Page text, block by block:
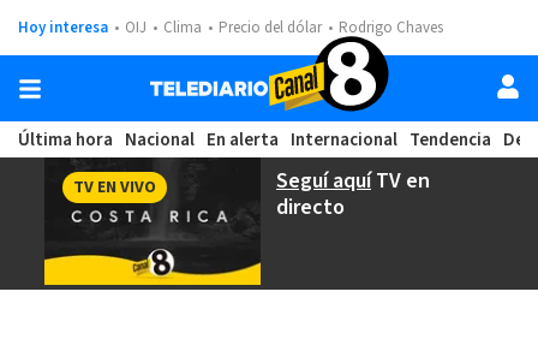
Hoy interesa OIJ Clima Precio del dólar Rodrigo Chaves
Última hora Nacional En alerta Internacional Tendencia
Seguí aquíTV en
directo
TV EN VIVO